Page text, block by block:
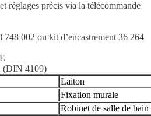
réglages précis via la télécommande
002 ou kit d’encastrement 36 264
(DIN 4109)
Laiton
‎Fixation murale
‎Robinet de salle de bain